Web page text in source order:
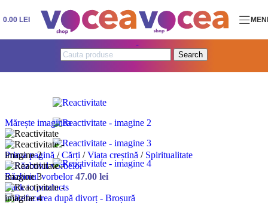
Skip to navigationSkip to main content
0.00 LEI
Search
Mărește imaginea
Prima pagină / Cărți / Viața creștină / Spiritualitate
Războiul vorbelor47.00 lei
Back to products